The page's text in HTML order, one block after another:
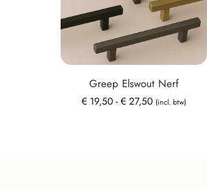
Greep Elswout Nerf
€19,50 - €27,50 (incl. btw)